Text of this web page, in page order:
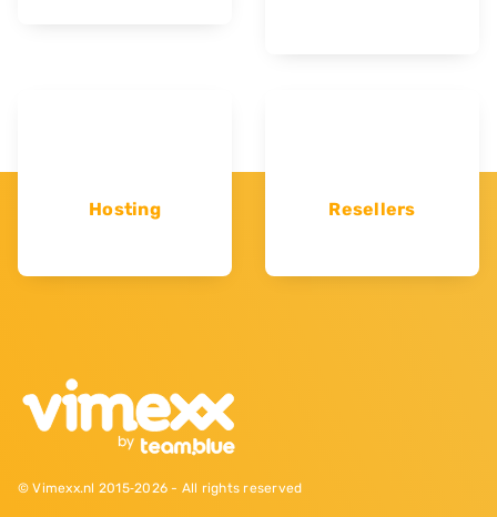
Hosting Resellers
© Vimexx.nl 2015‐2026 - All rights reserved